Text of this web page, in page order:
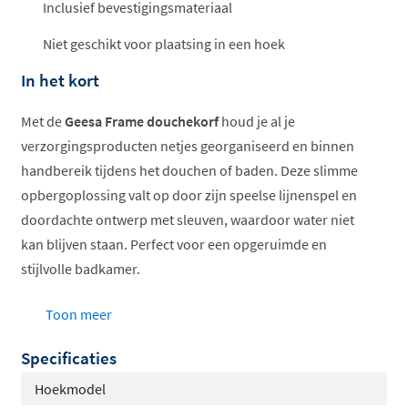
Inclusief bevestigingsmateriaal
Niet geschikt voor plaatsing in een hoek
In het kort
Met deGeesa Frame douchekorfhoud je al je
verzorgingsproducten netjes georganiseerd en binnen
handbereik tijdens het douchen of baden. Deze slimme
opbergoplossing valt op door zijn speelse lijnenspel en
doordachte ontwerp met sleuven, waardoor water niet
kan blijven staan. Perfect voor een opgeruimde en
stijlvolle badkamer.
Slimme sleuven voorkomen waterophoping
Verchroomde messing houder
Hoogwaardig kunststof mandje
Toon meer
Specificaties
Hoekmodel